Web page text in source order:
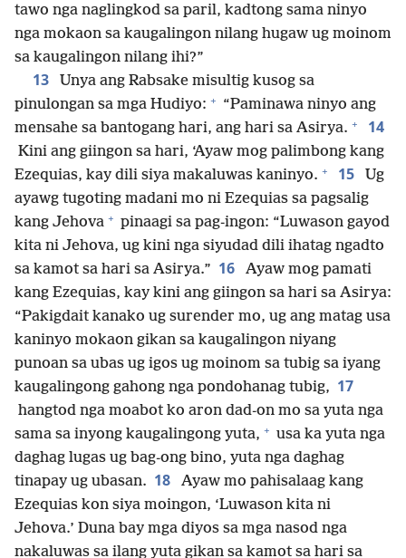
tawo nga naglingkod sa paril, kadtong sama ninyo
nga mokaon sa kaugalingon nilang hugaw ug moinom
sa kaugalingon nilang ihi?”
13
Unya ang Rabsake misultig kusog sa
pinulongan sa mga Hudiyo: + “Paminawa ninyo ang
mensahe sa bantogang hari, ang hari sa Asirya. + 14
Kini ang giingon sa hari, ‘Ayaw mog palimbong kang
Ezequias, kay dili siya makaluwas kaninyo. + 15
Ug
ayawg tugoting madani mo ni Ezequias sa pagsalig
kang Jehova + pinaagi sa pag-ingon: “Luwason gayod
kita ni Jehova, ug kini nga siyudad dili ihatag ngadto
sa kamot sa hari sa Asirya.” 16
Ayaw mog pamati
kang Ezequias, kay kini ang giingon sa hari sa Asirya:
“Pakigdait kanako ug surender mo, ug ang matag usa
kaninyo mokaon gikan sa kaugalingon niyang
punoan sa ubas ug igos ug moinom sa tubig sa iyang
kaugalingong gahong nga pondohanag tubig, 17
hangtod nga moabot ko aron dad-on mo sa yuta nga
sama sa inyong kaugalingong yuta, + usa ka yuta nga
daghag lugas ug bag-ong bino, yuta nga daghag
tinapay ug ubasan. 18
Ayaw mo pahisalaag kang
Ezequias kon siya moingon, ‘Luwason kita ni
Jehova.’ Duna bay mga diyos sa mga nasod nga
nakaluwas sa ilang yuta gikan sa kamot sa hari sa